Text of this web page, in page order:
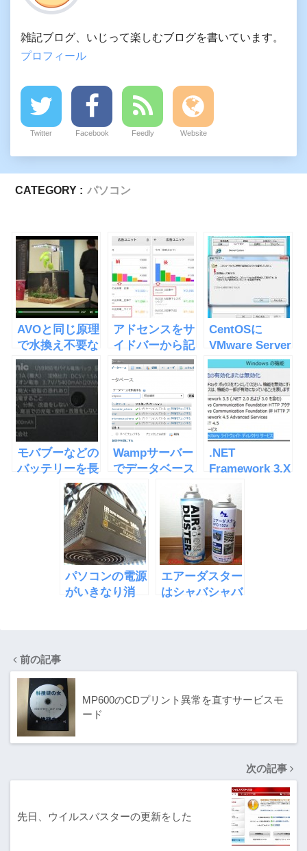
雑記ブログ、いじって楽しむブログを書いています。
プロフィール
Twitter Facebook Feedly Website
CATEGORY : パソコン
AVOと同じ原理
で水換え不要な
水槽
「EcoQube
C」
アドセンスをサ
イドバーから記
事中に移したら
収益が倍になっ
た
CentOSに
VMware Server
をインストール
モバブーなどの
バッテリーを長
持ちさせる2つ
Wampサーバー
でデータベース
を作成する
.NET
Framework 3.X
が無い
パソコンの電源
がいきなり消
エアーダスター
はシャバシャバ
前の記事
MP600のCDプリント異常を直すサービスモ
ード
次の記事
先日、ウイルスバスターの更新をした